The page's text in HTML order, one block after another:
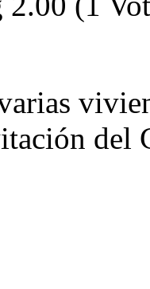
del